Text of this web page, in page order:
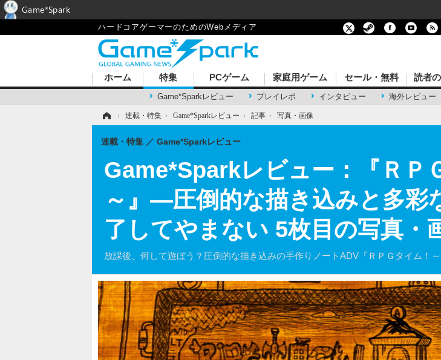
ハードコアゲーマーのためのWebメディア
ホーム 特集
Game*Sparkレビュー プレイレポ インタビュー 海外レビュー
PCゲーム 家庭用ゲーム セール・無料 読者
› 連載・特集 › Game*Sparkレビュー › 記事 › 写真・画像
Game*Sparkレビュー：『ＲＰ
～』―圧倒的な描き込みと多彩
了してやまない 5枚目の写真・
放課後、何して遊ぼう？圧倒的な描き込みの手作りノートADV『ＲＰＧタイム！
連載・特集 Game*Sparkレビュー
Game*Spark